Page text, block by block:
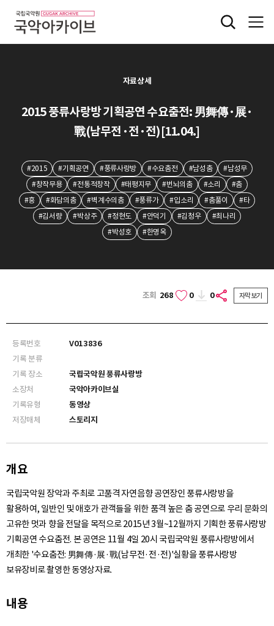
자료상세
2015 풍류사랑방 기획공연 수요춤전: 男舞傳·展·
戰(남무전·전·전)[11.04.]
#2015 #기획공연 #풍류사랑방 #수요춤전 #남성춤
#남성무
#창작무용
#전통적창작 #태평지무 #번뇌의춤 #소리
#춤
#흥
#화담의춤 #벽계수의춤 #풍류가 #입소리 #춤풀이
#타
#김서량
#박상주 #정현도 #안덕기 #김청우
#최나리
#박성호
#한명옥
조회 268 0 0 자막보기
등록번호
V013836
기록 분류
기록 장소
국립국악원 풍류사랑방
소장처
국악아카이브실
기록유형
동영상
저장매체
스토리지
개요
국립국악원 장악과 주최로 고품격 자연음향 공연장인 풍류사랑방을
활용하여, 일반인 및 애호가 관객들을 위한 품격 높은 춤 공연으로 우리 문화의
고유한 멋과 향을 전달을 목적으로 2015년 3월~12월까지 기획한 풍류사랑방
기획공연 수요춤전. 본 공연은 11월 4일 20시 국립국악원 풍류사랑방에서
개최한 '수요춤전: 男舞傳·展·戰(남무전·전·전)'실황을 풍류사랑방
보유장비로 촬영한 동영상자료.
내용